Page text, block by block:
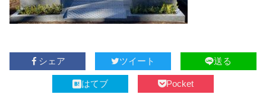
シェア ツイート 送る
はてブ Pocket